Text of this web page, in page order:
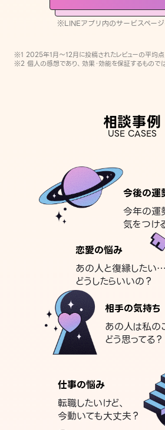
※LINEアプリ内のサービスペー
※1 2025年1月〜12月に投稿されたレビューの平均点
※2 個人の感想であり、効果・効能を保証するもので
相談事例
USE CASES
今後の運
今年の運
気をつけ
恋愛の悩み
あの人と復縁したい…
どうしたらいいの？
相手の気持ち
あの人は私の
どう思ってる？
仕事の悩み
転職したいけど、
今動いても大丈夫？